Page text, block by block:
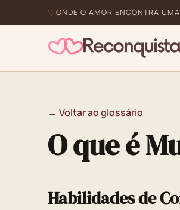
ONDE O AMOR ENCONTRA
← Voltar ao glossário
O que é
Habilidades de